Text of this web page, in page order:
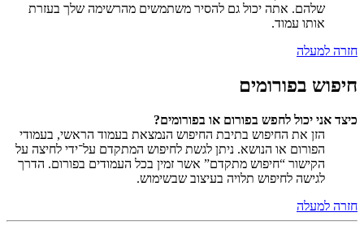
שלהם. אתה יכול גם להסיר משתמשים מהרשימה שלך בעזרת
אותו עמוד.
חזרה למעלה
חיפוש בפורומים
כיצד אני יכול לחפש בפורום או בפורומים?
הזן את החיפוש בתיבת החיפוש הנמצאת בעמוד הראשי, בעמודי
הפורום או הנושא. ניתן לגשת לחיפוש המתקדם על־ידי לחיצה על
הקישור “חיפוש מתקדם” אשר זמין בכל העמודים בפורום. הדרך
לגישה לחיפוש תלויה בעיצוב שבשימוש.
חזרה למעלה